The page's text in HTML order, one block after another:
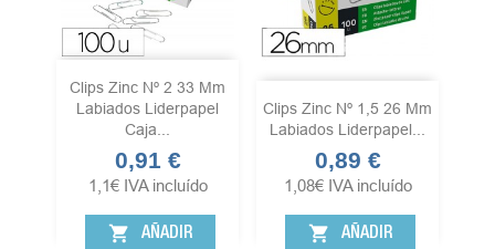
Clips Zinc Nº 2 33 Mm
Labiados Liderpapel
Caja...
Precio
0,91 €
1,1€ IVA incluído
shopping_cart AÑADIR
Clips Zinc Nº 1,5 26 Mm
Labiados Liderpapel...
Precio
0,89 €
1,08€ IVA incluído
shopping_cart AÑADIR